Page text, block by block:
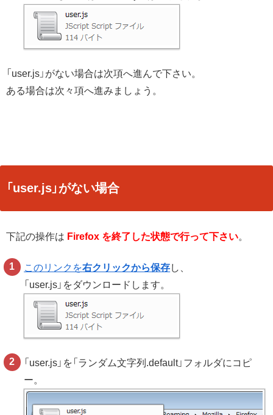
「user.js」がない場合は次項へ進んで下さい。
ある場合は次々項へ進みましょう。
「user.js」がない場合
下記の操作は Firefox を終了した状態で行って下さい。
このリンクを右クリックから保存し、
「user.js」をダウンロードします。
「user.js」を「ランダム文字列.default」フォルダにコピ
ー。